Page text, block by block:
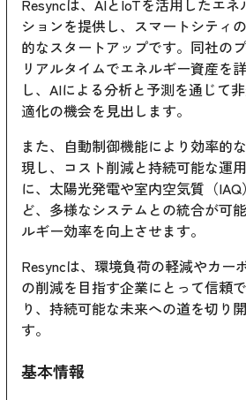
ションを提供し、スマートシティ
的なスタートアップです。同社の
リアルタイムでエネルギー資産を
し、AIによる分析と予測を通じて
適化の機会を見出します。
また、自動制御機能により効率的
現し、コスト削減と持続可能な運
に、太陽光発電や室内空気質（
ど、多様なシステムとの統合が可
ルギー効率を向上させます。
Resyncは、環境負荷の軽減やカー
の削減を目指す企業にとって信頼
り、持続可能な未来への道を切り
す。
基本情報